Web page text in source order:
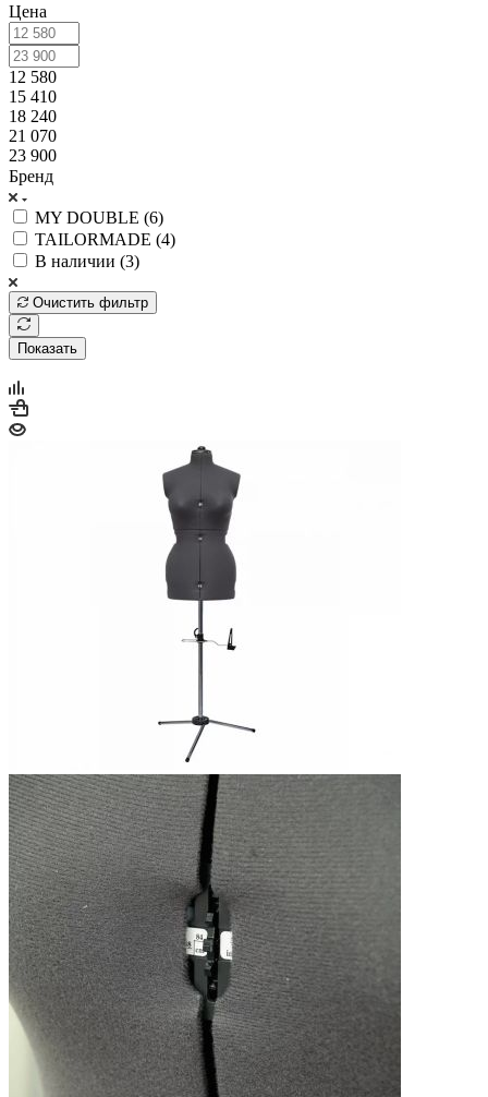
Цена
12 580
15 410
18 240
21 070
23 900
Бренд
MY DOUBLE (6)
TAILORMADE (4)
В наличии (3)
Очистить фильтр
Показать